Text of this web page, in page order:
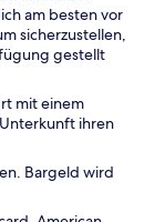
am besten vor
sicherzustellen,
gestellt
mit einem
ihren
Bargeld wird